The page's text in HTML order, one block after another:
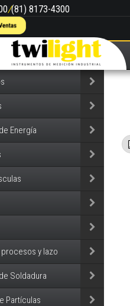
/(81) 8173-4300
Energía
y lazo
Soldadura
Partículas